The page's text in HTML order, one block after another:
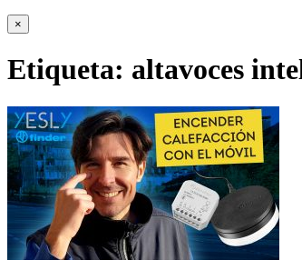
×
Etiqueta: altavoces